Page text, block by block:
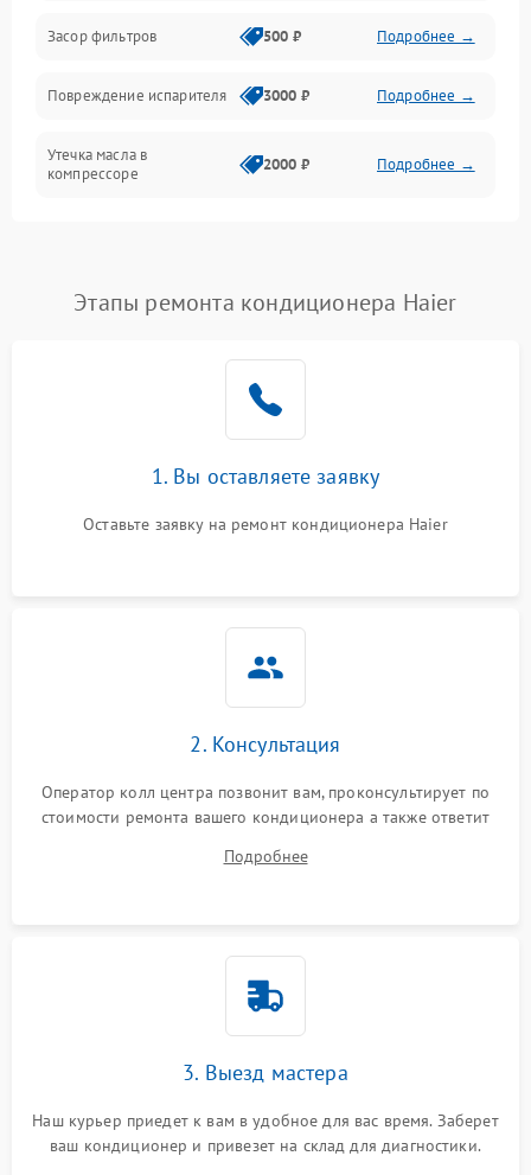
Засор фильтров 500 ₽ Подробнее →
Повреждение испарителя 3000 ₽ Подробнее →
Утечка масла в
компрессоре
2000 ₽ Подробнее →
Неисправность
2000 ₽
1500 ₽
Повреждение корпуса
Этапы ремонта кондиционера Haier
1. Вы оставляете заявку
Оставьте заявку на ремонт кондиционера Haier
2. Консультация
Оператор колл центра позвонит вам, проконсультирует по
стоимости ремонта вашего кондиционера а также ответит
Подробнее
3. Выезд мастера
Наш курьер приедет к вам в удобное для вас время. Заберет
ваш кондиционер и привезет на склад для диагностики.